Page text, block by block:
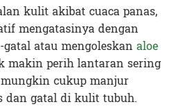
kulit akibat cuaca panas,
mengatasinya dengan
atau mengoleskan aloe
makin perih lantaran sering
cukup manjur
dan gatal di kulit tubuh.